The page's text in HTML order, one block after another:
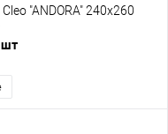
"ANDORA" 240х260